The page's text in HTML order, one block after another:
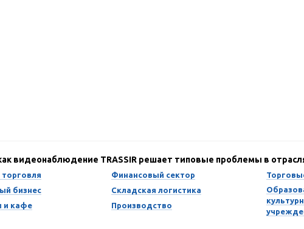
видеонаблюдение TRASSIR решает типовые проблемы в
торговля
бизнес
и кафе
Финансовый сектор
Складская логистика
Производство